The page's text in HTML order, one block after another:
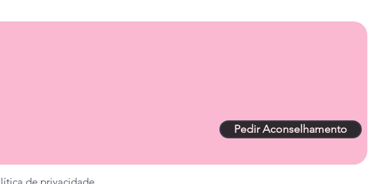
Pedir Aconselhamento